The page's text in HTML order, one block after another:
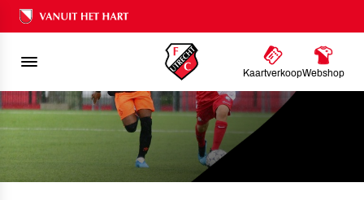
Ons nalatenschap
KaartverkoopWebshop